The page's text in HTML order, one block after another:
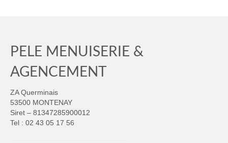
PELE MENUISERIE &
AGENCEMENT
ZA Querminais
53500 MONTENAY
Siret – 81347285900012
Tel : 02 43 05 17 56